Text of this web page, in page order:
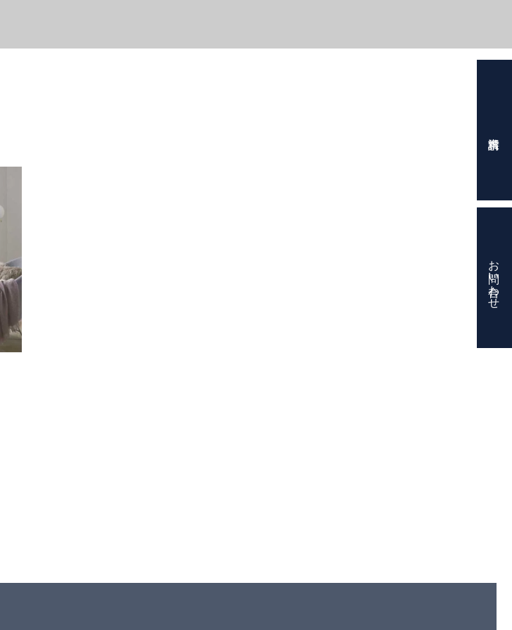
お問い合わせ